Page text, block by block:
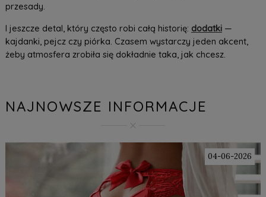
przesady.
I jeszcze detal, który często robi całą historię: dodatki—
kajdanki, pejcz czy piórka. Czasem wystarczy jeden akcent,
żeby atmosfera zrobiła się dokładnie taka, jak chcesz.
NAJNOWSZE INFORMACJE
04-06-2026